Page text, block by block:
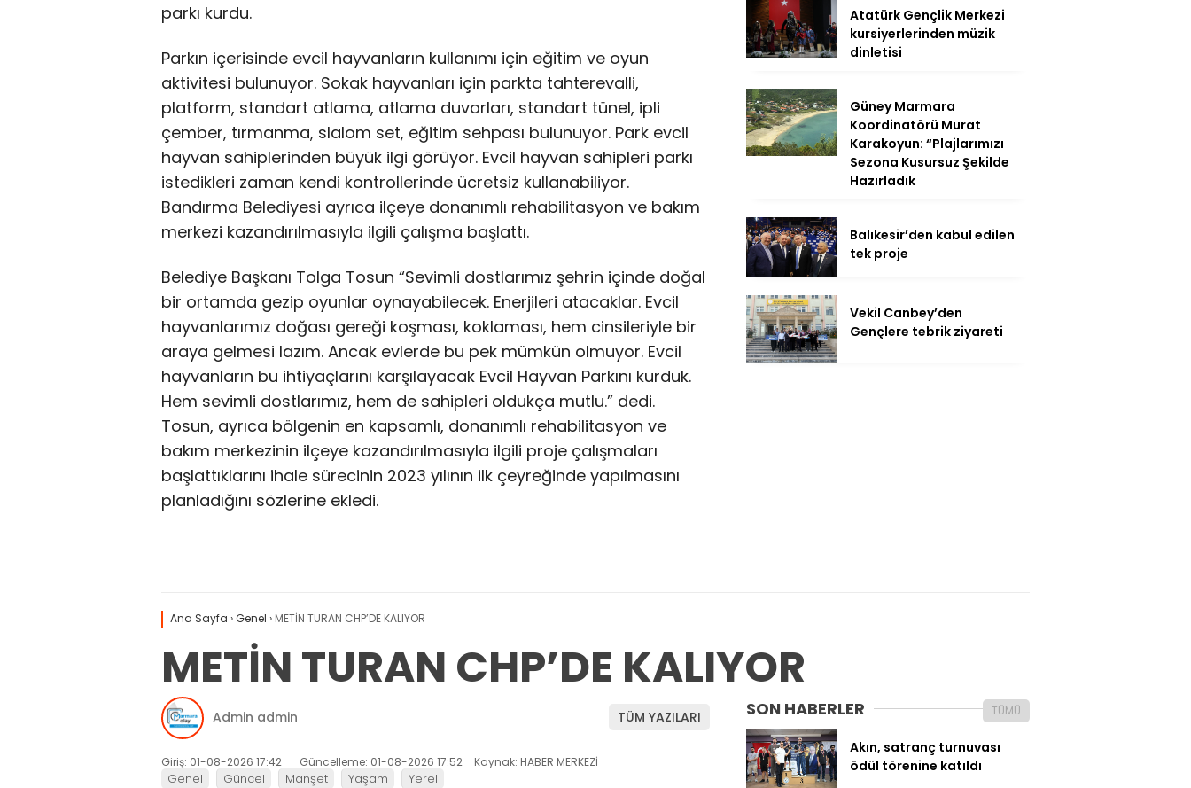
parkı kurdu.
Parkın içerisinde evcil hayvanların kullanımı için eğitim ve oyun
aktivitesi bulunuyor. Sokak hayvanları için parkta tahterevalli,
platform, standart atlama, atlama duvarları, standart tünel, ipli
çember, tırmanma, slalom set, eğitim sehpası bulunuyor. Park evcil
hayvan sahiplerinden büyük ilgi görüyor. Evcil hayvan sahipleri parkı
istedikleri zaman kendi kontrollerinde ücretsiz kullanabiliyor.
Bandırma Belediyesi ayrıca ilçeye donanımlı rehabilitasyon ve bakım
merkezi kazandırılmasıyla ilgili çalışma başlattı.
Belediye Başkanı Tolga Tosun “Sevimli dostlarımız şehrin içinde doğal
bir ortamda gezip oyunlar oynayabilecek. Enerjileri atacaklar. Evcil
hayvanlarımız doğası gereği koşması, koklaması, hem cinsileriyle bir
araya gelmesi lazım. Ancak evlerde bu pek mümkün olmuyor. Evcil
hayvanların bu ihtiyaçlarını karşılayacak Evcil Hayvan Parkını kurduk.
Hem sevimli dostlarımız, hem de sahipleri oldukça mutlu.” dedi.
Tosun, ayrıca bölgenin en kapsamlı, donanımlı rehabilitasyon ve
bakım merkezinin ilçeye kazandırılmasıyla ilgili proje çalışmaları
başlattıklarını ihale sürecinin 2023 yılının ilk çeyreğinde yapılmasını
planladığını sözlerine ekledi.
Atatürk Gençlik Merkezi
kursiyerlerinden müzik
dinletisi
Güney Marmara
Koordinatörü Murat
Karakoyun: “Plajlarımızı
Sezona Kusursuz Şekilde
Hazırladık
Balıkesir’den kabul edilen
tek proje
Vekil Canbey’den
Gençlere tebrik ziyareti
Ana Sayfa ›Genel › METİN TURAN CHP’DE KALIYOR
METİN TURAN CHP’DE KALIYOR
Admin admin TÜM YAZILARI
Giriş: 01-08-2026 17:42 Güncelleme: 01-08-2026 17:52 Kaynak: HABER MERKEZİ
Genel Güncel Manşet Yaşam Yerel
SON HABERLER TÜMÜ
Akın, satranç turnuvası
ödül törenine katıldı